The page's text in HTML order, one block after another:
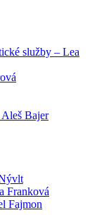
služby – Lea
Bajer
Franková
Fajmon